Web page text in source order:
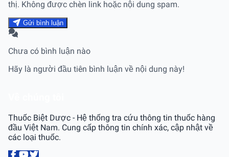
thị. Không được chèn link hoặc nội dung spam.
Gửi bình luận
Chưa có bình luận nào
Hãy là người đầu tiên bình luận về nội dung này!
Thuốc Biệt Dược - Hệ thống tra cứu thông tin thuốc hàng
đầu Việt Nam. Cung cấp thông tin chính xác, cập nhật về
các loại thuốc.